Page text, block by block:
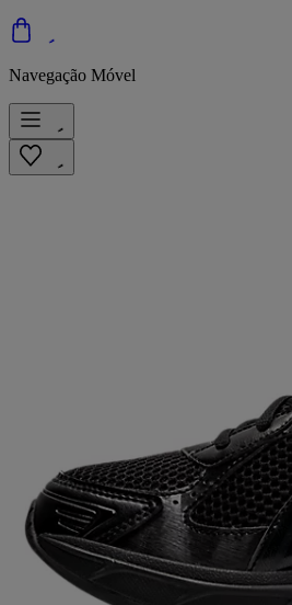
Navegação Móvel